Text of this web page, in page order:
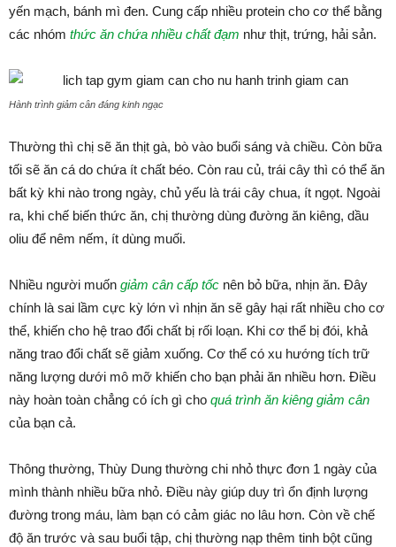
yến mạch, bánh mì đen. Cung cấp nhiều protein cho cơ thể bằng
các nhóm thức ăn chứa nhiều chất đạm như thịt, trứng, hải sản.
Hành trình giảm cân đáng kinh ngạc
Thường thì chị sẽ ăn thịt gà, bò vào buổi sáng và chiều. Còn bữa
tối sẽ ăn cá do chứa ít chất béo. Còn rau củ, trái cây thì có thể ăn
bất kỳ khi nào trong ngày, chủ yếu là trái cây chua, ít ngọt. Ngoài
ra, khi chế biến thức ăn, chị thường dùng đường ăn kiêng, dầu
oliu để nêm nếm, ít dùng muối.
Nhiều người muốn giảm cân cấp tốc nên bỏ bữa, nhịn ăn. Đây
chính là sai lầm cực kỳ lớn vì nhịn ăn sẽ gây hại rất nhiều cho cơ
thể, khiến cho hệ trao đổi chất bị rối loạn. Khi cơ thể bị đói, khả
năng trao đổi chất sẽ giảm xuống. Cơ thể có xu hướng tích trữ
năng lượng dưới mô mỡ khiến cho bạn phải ăn nhiều hơn. Điều
này hoàn toàn chẳng có ích gì cho quá trình ăn kiêng giảm cân
của bạn cả.
Thông thường, Thùy Dung thường chi nhỏ thực đơn 1 ngày của
mình thành nhiều bữa nhỏ. Điều này giúp duy trì ổn định lượng
đường trong máu, làm bạn có cảm giác no lâu hơn. Còn về chế
độ ăn trước và sau buổi tập, chị thường nạp thêm tinh bột cũng